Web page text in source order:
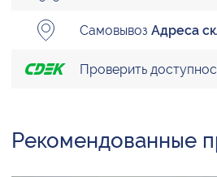
Самовывоз Адреса
Проверить
Рекомендованные